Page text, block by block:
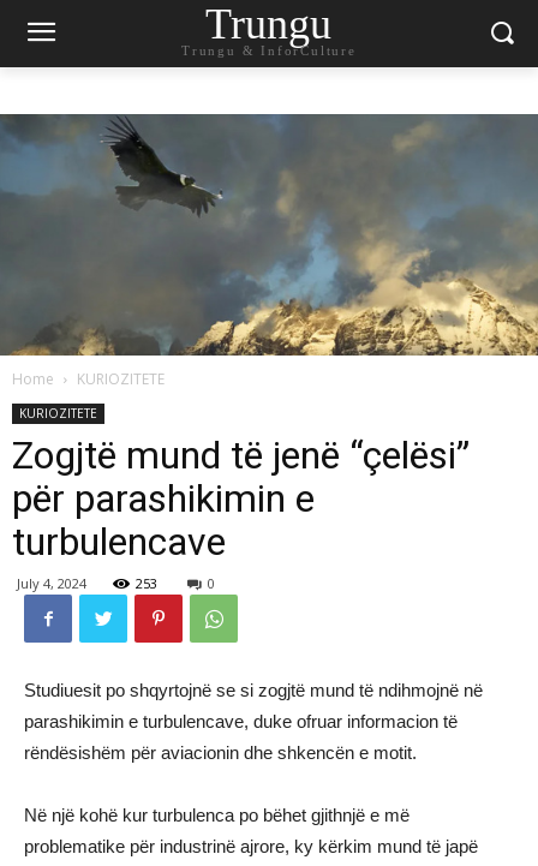
Trungu
Trungu & InforCulture
Home KURIOZITETE
KURIOZITETE
Zogjtë mund të jenë “çelësi”
për parashikimin e
turbulencave
July 4, 2024 253 0
Studiuesit po shqyrtojnë se si zogjtë mund të ndihmojnë në
parashikimin e turbulencave, duke ofruar informacion të
rëndësishëm për aviacionin dhe shkencën e motit.
Në një kohë kur turbulenca po bëhet gjithnjë e më
problematike për industrinë ajrore, ky kërkim mund të japë